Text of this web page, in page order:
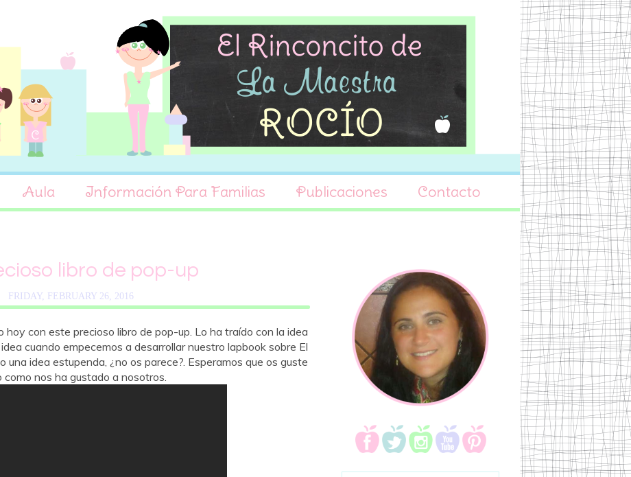
Aula Información Para Familias Publicaciones Contacto
libro de pop-up
FRIDAY, FEBRUARY 26, 2016
hoy con este precioso libro de pop-up. Lo ha traído con la idea
cuando empecemos a desarrollar nuestro lapbook sobre El
una idea estupenda, ¿no os parece?. Esperamos que os guste
nos ha gustado a nosotros.